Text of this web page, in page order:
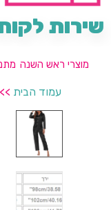
שירות
מוצרי ראש השנה
עמוד הבית >>